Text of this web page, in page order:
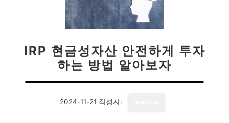
IRP 현금성자산 안전하게 투자
하는 방법 알아보자
2024-11-21 작성자: